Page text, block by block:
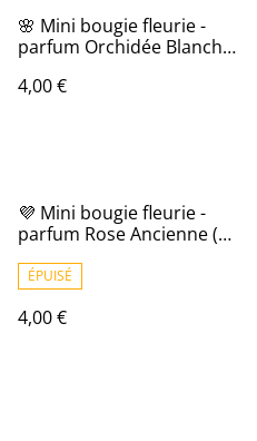
🌸 Mini bougie fleurie -
parfum Orchidée Blanche
4,00 €
💜 Mini bougie fleurie -
parfum Rose Ancienne (à
ÉPUISÉ
4,00 €